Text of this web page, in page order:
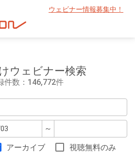
ウェビナー情報募集中！
ウェビナー検索
件数：146,772件
～
アーカイブ
視聴無料のみ